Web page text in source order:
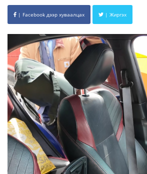
| Facebook дээр хуваалцах | Жиргэх